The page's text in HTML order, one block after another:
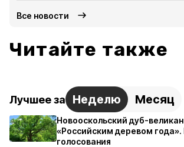
Все новости
Читайте также
Лучшее за Неделю Месяц
Новооскольский дуб-
«Российским деревом
голосования